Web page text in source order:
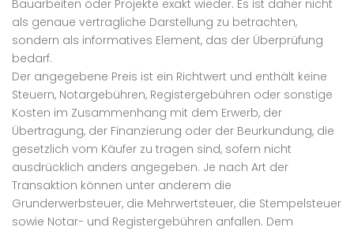
Bauarbeiten oder Projekte exakt wieder. Es ist daher nicht
als genaue vertragliche Darstellung zu betrachten,
sondern als informatives Element, das der Überprüfung
bedarf.
Der angegebene Preis ist ein Richtwert und enthält keine
Steuern, Notargebühren, Registergebühren oder sonstige
Kosten im Zusammenhang mit dem Erwerb, der
Übertragung, der Finanzierung oder der Beurkundung, die
gesetzlich vom Käufer zu tragen sind, sofern nicht
ausdrücklich anders angegeben. Je nach Art der
Transaktion können unter anderem die
Grunderwerbsteuer, die Mehrwertsteuer, die Stempelsteuer
sowie Notar- und Registergebühren anfallen. Dem